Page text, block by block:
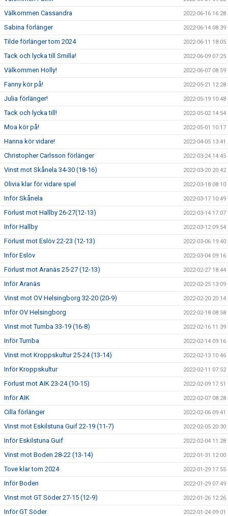
Välkommen Cassandra 2022-06-16 16:28
Sabina förlänger 2022-06-14 08:39
Tilde förlänger tom 2024 2022-06-11 18:05
Tack och lycka till Smilla! 2022-06-09 07:25
Välkommen Holly! 2022-06-07 08:59
Fanny kör på! 2022-05-21 12:28
Julia förlänger! 2022-05-19 10:48
Tack och lycka till! 2022-05-02 14:54
Moa kör på! 2022-05-01 10:17
Hanna kör vidare! 2022-04-05 13:41
Christopher Carlsson förlänger 2022-03-24 14:45
Vinst mot Skånela 34-30 (18-16) 2022-03-20 20:42
Olivia klar för vidare spel 2022-03-18 08:10
Inför Skånela 2022-03-17 10:49
Förlust mot Hallby 26-27(12-13) 2022-03-14 17:07
Inför Hallby 2022-03-12 09:54
Förlust mot Eslöv 22-23 (12-13) 2022-03-06 19:40
Inför Eslöv 2022-03-04 09:16
Förlust mot Aranäs 25-27 (12-13) 2022-02-27 18:44
Inför Aranäs 2022-02-25 13:09
Vinst mot OV Helsingborg 32-20 (20-9) 2022-02-20 20:14
Inför OV Helsingborg 2022-02-18 08:58
Vinst mot Tumba 33-19 (16-8) 2022-02-16 11:39
Inför Tumba 2022-02-14 09:16
Vinst mot Kroppskultur 25-24 (13-14) 2022-02-13 10:46
Inför Kroppskultur 2022-02-11 07:52
Förlust mot AIK 23-24 (10-15) 2022-02-09 17:51
Inför AIK 2022-02-07 08:28
Cilla förlänger 2022-02-06 09:41
Vinst mot Eskilstuna Guif 22-19 (11-7) 2022-02-05 20:30
Inför Eskilstuna Guif 2022-02-04 11:28
Vinst mot Boden 28-22 (13-14) 2022-01-31 12:00
Tove klar tom 2024 2022-01-29 17:55
Inför Boden 2022-01-29 07:49
Vinst mot GT Söder 27-15 (12-9) 2022-01-26 12:26
Inför GT Söder 2022-01-24 09:01